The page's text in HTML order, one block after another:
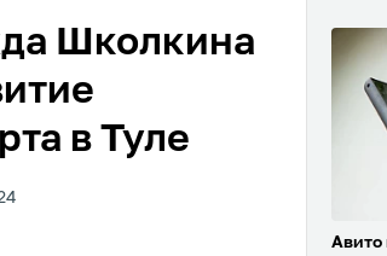
Школкина
в Туле
Авито